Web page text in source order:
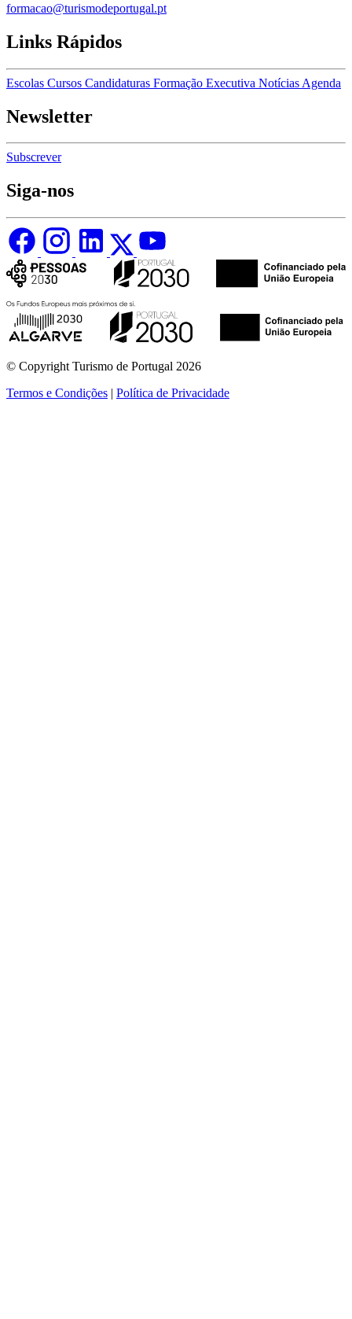
formacao@turismodeportugal.pt
Links Rápidos
Escolas Cursos Candidaturas Formação Executiva Notícias Agenda
Newsletter
Subscrever
Siga-nos
© Copyright Turismo de Portugal 2026
Termos e Condições | Política de Privacidade